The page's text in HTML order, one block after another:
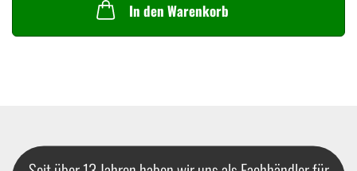
In den Warenkorb